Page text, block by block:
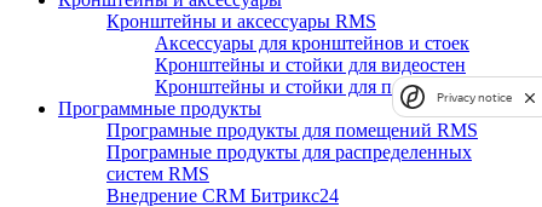
Кронштейны и аксессуары RMS
Аксессуары для кронштейнов и стоек
Кронштейны и стойки для видеостен
Кронштейны и стойки для панелей
Программные продукты
Програмные продукты для помещений RMS
Програмные продукты для распределенных
систем RMS
Внедрение CRM Битрикс24
Privacy notice